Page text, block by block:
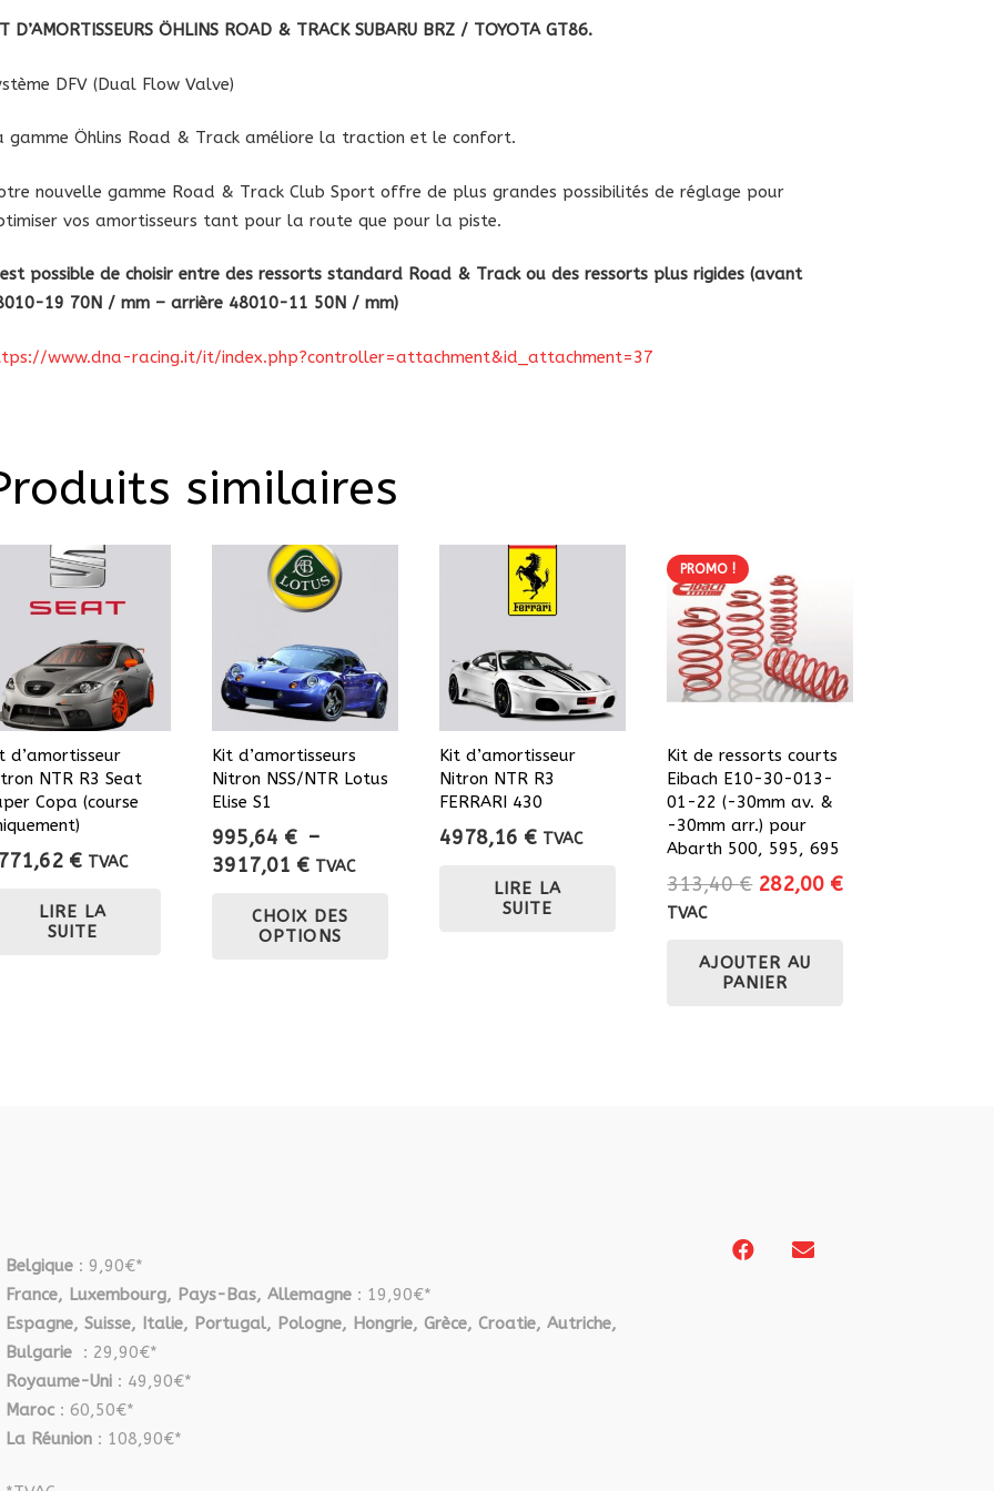
Subaru
D’AMORTISSEURS ÖHLINS ROAD & TRACK SUBARU BRZ / TOYOTA GT86.
DFV (Dual Flow Valve)
gamme Öhlins Road & Track améliore la traction et le confort.
nouvelle gamme Road & Track Club Sport offre de plus grandes possibilités de réglage pour
vos amortisseurs tant pour la route que pour la piste.
possible de choisir entre des ressorts standard Road & Track ou des ressorts plus rigides (avant
19 70N / mm – arrière 48010-11 50N / mm)
www.dna-racing.it/it/index.php?controller=attachment&id_attachment=37
similaires
d’amortisseur
NTR R3 Seat
Copa (course
€ TVAC
LIRE LA
SUITE
Kit d’amortisseurs
Nitron NSS/NTR Lotus
Elise S1
995,64 € –
3917,01 €Plage
prix :
995,64 €
TVAC
CHOIX DES
OPTIONS
produit
Kit d’amortisseur
Nitron NTR R3
FERRARI 430
4978,16 € TVAC
LIRE LA
SUITE
PROMO !
Kit de ressorts courts
Eibach E10-30-013-
01-22 (-30mm av. &
-30mm arr.) pour
Abarth 500, 595, 695
313,40€ Le
était :
313,40 €.
282,00 €Le
TVAC
AJOUTER AU
PANIER
Belgique : 9,90€*
France, Luxembourg, Pays-Bas, Allemagne : 19,90€*
Espagne, Suisse, Italie, Portugal, Pologne, Hongrie, Grèce, Croatie, Autriche,
Bulgarie
: 29,90€*
Royaume-Uni : 49,90€*
Maroc : 60,50€*
La Réunion : 108,90€*